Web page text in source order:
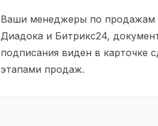
Ваши менеджеры по продажам
Диадока и Битрикс24,
подписания виден в карточке
этапами продаж.